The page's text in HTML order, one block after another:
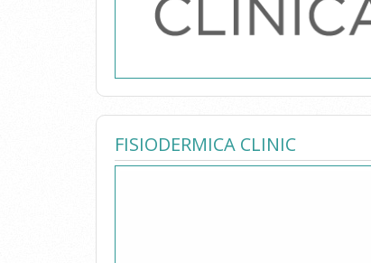
FISIODERMICA CLINIC